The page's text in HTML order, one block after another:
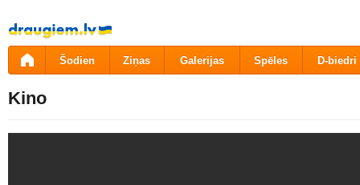
Pāriet
uz
saturu
Šodien Ziņas Galerijas Spēles D-biedri
Kino